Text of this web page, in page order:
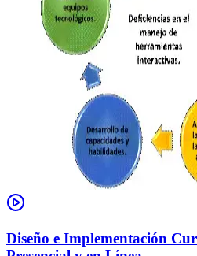
Diseño e Implementación